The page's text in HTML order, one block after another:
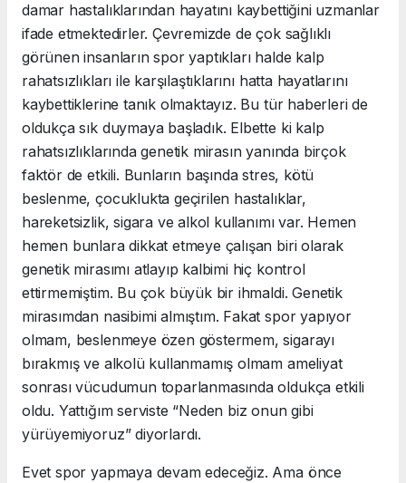
damar hastalıklarından hayatını kaybettiğini uzmanlar
ifade etmektedirler. Çevremizde de çok sağlıklı
görünen insanların spor yaptıkları halde kalp
rahatsızlıkları ile karşılaştıklarını hatta hayatlarını
kaybettiklerine tanık olmaktayız. Bu tür haberleri de
oldukça sık duymaya başladık. Elbette ki kalp
rahatsızlıklarında genetik mirasın yanında birçok
faktör de etkili. Bunların başında stres, kötü
beslenme, çocuklukta geçirilen hastalıklar,
hareketsizlik, sigara ve alkol kullanımı var. Hemen
hemen bunlara dikkat etmeye çalışan biri olarak
genetik mirasımı atlayıp kalbimi hiç kontrol
ettirmemiştim. Bu çok büyük bir ihmaldi. Genetik
mirasımdan nasibimi almıştım. Fakat spor yapıyor
olmam, beslenmeye özen göstermem, sigarayı
bırakmış ve alkolü kullanmamış olmam ameliyat
sonrası vücudumun toparlanmasında oldukça etkili
oldu. Yattığım serviste “Neden biz onun gibi
yürüyemiyoruz” diyorlardı.
Evet spor yapmaya devam edeceğiz. Ama önce